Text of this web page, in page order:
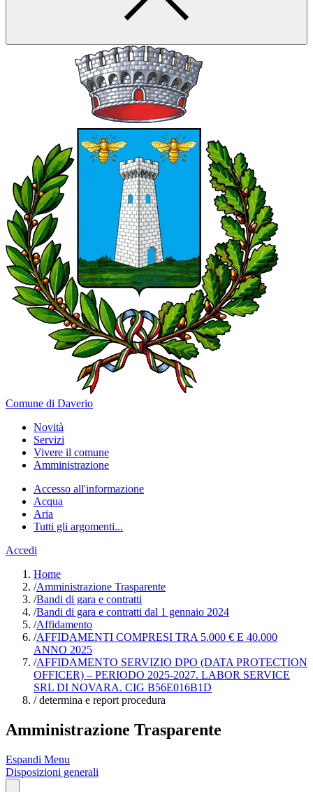
Comune di Daverio
Novità
Servizi
Vivere il comune
Amministrazione
Accesso all'informazione
Acqua
Aria
Tutti gli argomenti...
Accedi
Home
/Amministrazione Trasparente
/Bandi di gara e contratti
/Bandi di gara e contratti dal 1 gennaio 2024
/Affidamento
/AFFIDAMENTI COMPRESI TRA 5.000 € E 40.000
ANNO 2025
/AFFIDAMENTO SERVIZIO DPO (DATA PROTECTION
OFFICER) – PERIODO 2025-2027. LABOR SERVICE
SRL DI NOVARA. CIG B56E016B1D
/determina e report procedura
Amministrazione Trasparente
Espandi Menu
Disposizioni generali